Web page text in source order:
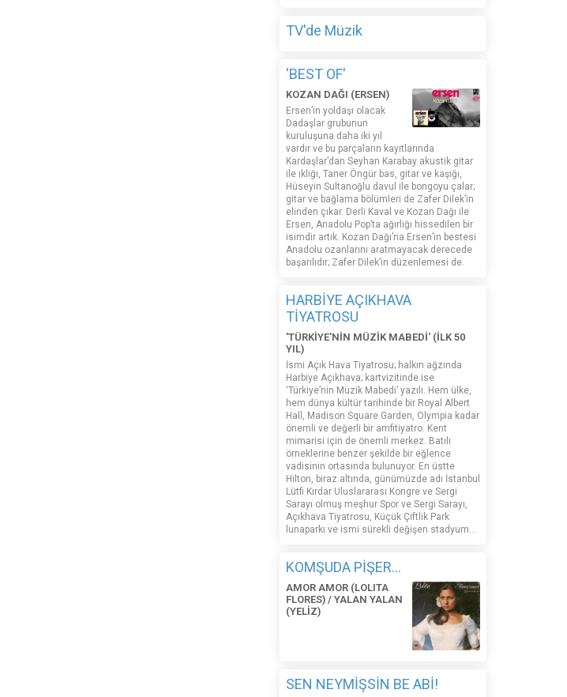
TV'de Müzik
'BEST OF'
KOZAN DAĞI (ERSEN)
Ersen’in yoldaşı olacak
Dadaşlar grubunun
kuruluşuna daha iki yıl
vardır ve bu parçaların kayıtlarında
Kardaşlar’dan Seyhan Karabay akustik gitar
ile ıklığı, Taner Öngür bas, gitar ve kaşığı,
Hüseyin Sultanoğlu davul ile bongoyu çalar;
gitar ve bağlama bölümleri de Zafer Dilek’in
elinden çıkar. Derli Kaval ve Kozan Dağı ile
Ersen, Anadolu Pop’ta ağırlığı hissedilen bir
isimdir artık. Kozan Dağı’na Ersen’in bestesi
Anadolu ozanlarını aratmayacak derecede
başarılıdır; Zafer Dilek’in düzenlemesi de.
HARBİYE AÇIKHAVA
TİYATROSU
'TÜRKİYE'NİN MÜZİK MABEDİ' (İLK 50
YIL)
İsmi Açık Hava Tiyatrosu; halkın ağzında
Harbiye Açıkhava; kartvizitinde ise
‘Türkiye’nin Müzik Mabedi’ yazılı. Hem ülke,
hem dünya kültür tarihinde bir Royal Albert
Hall, Madison Square Garden, Olympia kadar
önemli ve değerli bir amfitiyatro. Kent
mimarisi için de önemli merkez. Batılı
örneklerine benzer şekilde bir eğlence
vadisinin ortasında bulunuyor. En üstte
Hilton, biraz altında, günümüzde adı İstanbul
Lütfi Kırdar Uluslararası Kongre ve Sergi
Sarayı olmuş meşhur Spor ve Sergi Sarayı,
Açıkhava Tiyatrosu, Küçük Çiftlik Park
lunaparkı ve ismi sürekli değişen stadyum…
KOMŞUDA PİŞER...
AMOR AMOR (LOLITA
FLORES) / YALAN YALAN
(YELİZ)
SEN NEYMİŞSİN BE ABİ!